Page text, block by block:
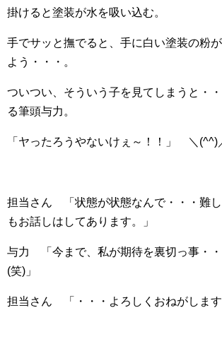
掛けると塗装が水を吸い込む。
手でサッと撫でると、手に白い塗装の粉
よう・・・。
ついつい、そういう子を見てしまうと・
る筆頭与力。
「ヤったろうやないけぇ～！！」 ＼(^^)
担当さん 「状態が状態なんで・・・難
もお話しはしてあります。」
与力 「今まで、私が期待を裏切っ事・・
(笑)」
担当さん 「・・・よろしくおねがします